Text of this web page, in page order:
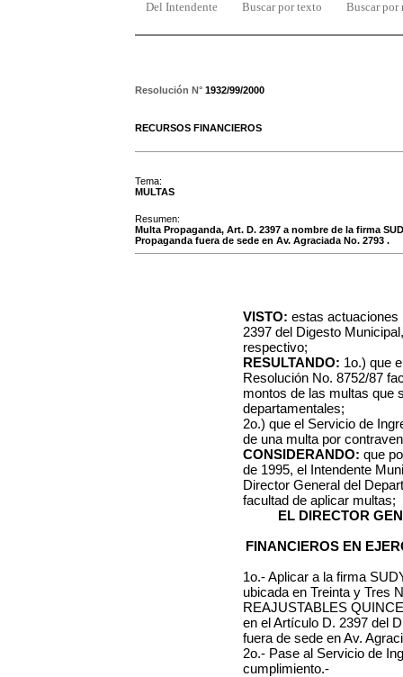
Del Intendente Buscar por texto Buscar por
Resolución N° 1932/99/2000
RECURSOS FINANCIEROS
Tema:
MULTAS
Resumen:
Multa Propaganda, Art. D. 2397 a nombre de la firma
Propaganda fuera de sede en Av. Agraciada No. 2793 .
VISTO: estas actuaciones
2397 del Digesto
respectivo;
RESULTANDO: 1o.) que
Resolución No. 8752/87
montos de las multas que
departamentales;
2o.) que el Servicio de
de una multa por
CONSIDERANDO: que
de 1995, el Intendente
Director General del
facultad de aplicar multas;
EL DIRECTOR
FINANCIEROS EN
1o.- Aplicar a la firma
ubicada en Treinta y Tres
REAJUSTABLES
en el Artículo D. 2397 del
fuera de sede en Av.
2o.- Pase al Servicio de
cumplimiento.-